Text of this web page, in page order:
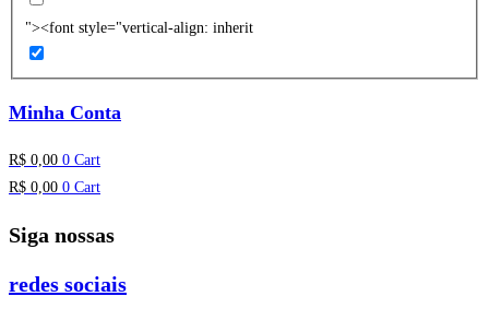
"><font style="vertical-align: inherit
Minha Conta
R$ 0,00 0 Cart
R$ 0,00 0 Cart
Siga nossas
redes sociais